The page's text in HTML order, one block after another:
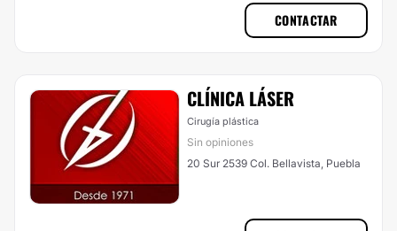
CONTACTAR
CLÍNICA LÁSER
Cirugía plástica
Sin opiniones
20 Sur 2539 Col. Bellavista, Puebla